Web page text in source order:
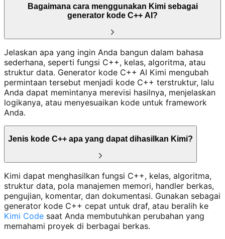
Bagaimana cara menggunakan Kimi sebagai
generator kode C++ AI?
Jelaskan apa yang ingin Anda bangun dalam bahasa
sederhana, seperti fungsi C++, kelas, algoritma, atau
struktur data. Generator kode C++ AI Kimi mengubah
permintaan tersebut menjadi kode C++ terstruktur, lalu
Anda dapat memintanya merevisi hasilnya, menjelaskan
logikanya, atau menyesuaikan kode untuk framework
Anda.
Jenis kode C++ apa yang dapat dihasilkan Kimi?
Kimi dapat menghasilkan fungsi C++, kelas, algoritma,
struktur data, pola manajemen memori, handler berkas,
pengujian, komentar, dan dokumentasi. Gunakan sebagai
generator kode C++ cepat untuk draf, atau beralih ke
Kimi Code saat Anda membutuhkan perubahan yang
memahami proyek di berbagai berkas.